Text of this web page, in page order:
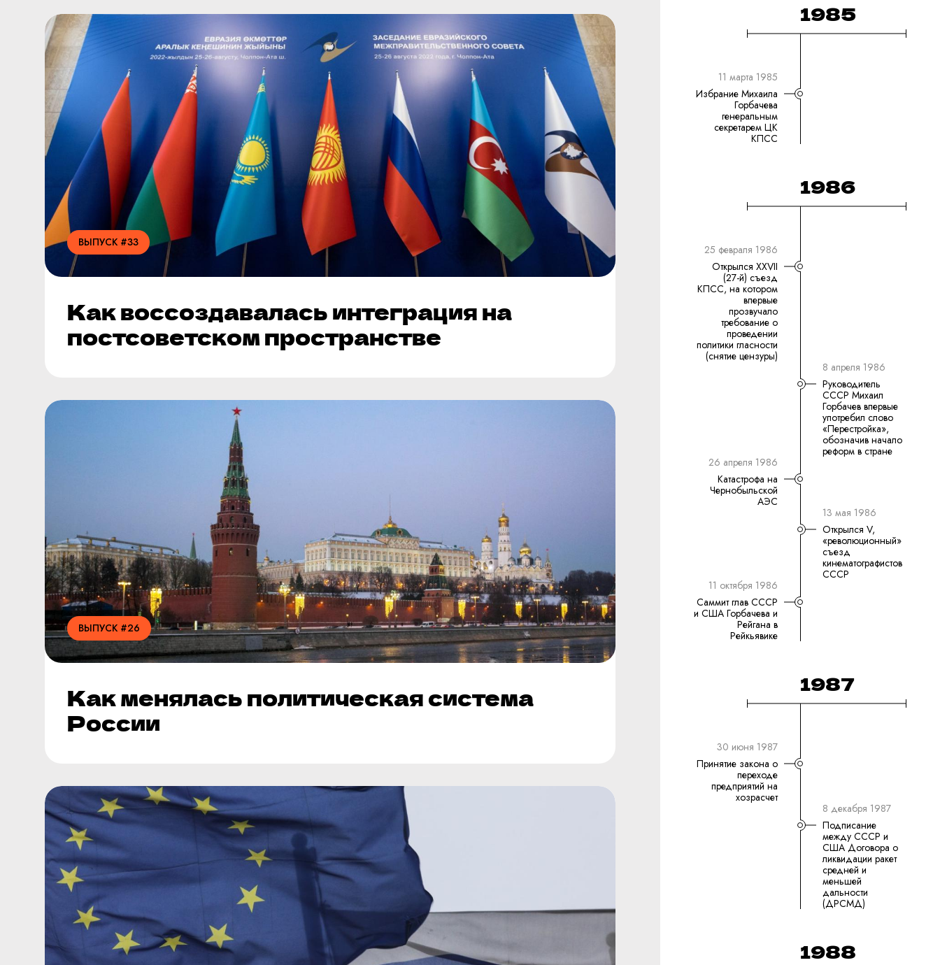
ВЫПУСК #33
Как воссоздавалась интеграция на
постсоветском пространстве
ВЫПУСК #26
Как менялась политическая система
России
1985
11 марта 1985
Избрание Михаила
Горбачева
генеральным
секретарем ЦК
КПСС
1986
25 февраля 1986
Открылся XXVII
(27-й) съезд
КПСС, на котором
впервые
прозвучало
требование о
проведении
политики гласности
(снятие цензуры)
8 апреля 1986
Руководитель
СССР Михаил
Горбачев впервые
употребил слово
«Перестройка»,
обозначив начало
реформ в стране
26 апреля 1986
Катастрофа на
Чернобыльской
АЭС
13 мая 1986
Открылся V,
«революционный»
съезд
кинематографистов
СССР
11 октября 1986
Саммит глав СССР
и США Горбачева и
Рейгана в
Рейкьявике
1987
30 июня 1987
Принятие закона о
переходе
предприятий на
хозрасчет
8 декабря 1987
Подписание
между СССР и
США Договора о
ликвидации ракет
средней и
меньшей
дальности
(ДРСМД)
1988